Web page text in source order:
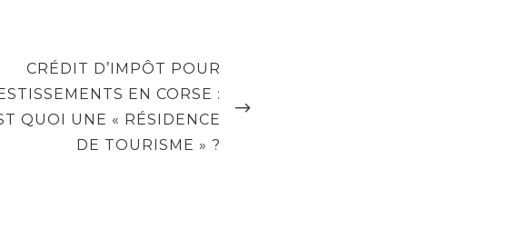
NEXT
POST
CRÉDIT D’IMPÔT POUR
EN CORSE :
QUOI UNE « RÉSIDENCE
DE TOURISME » ?